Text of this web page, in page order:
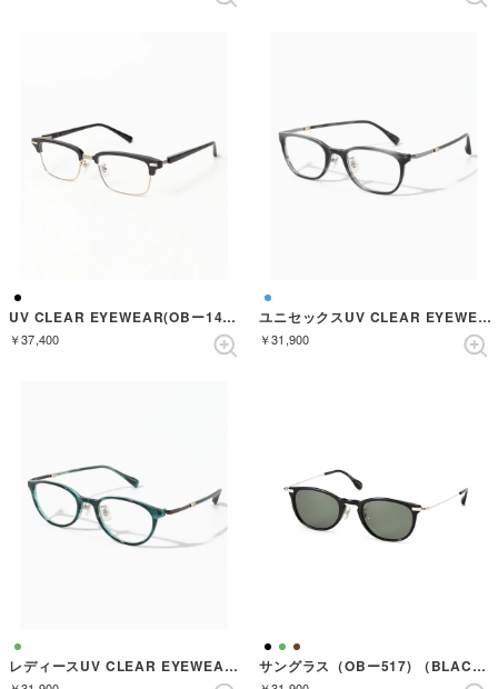
UV CLEAR EYEWEAR(OBー140) （MATTEBLACK）
￥37,400
ユニセックスUV CLEAR EYEWEAR（OBー528） （DARKNAVYSASA）
￥31,900
レディースUV CLEAR EYEWEAR（OBー529） （GREENSASA） サングラス（OBー517) （BLACK/SILVER）